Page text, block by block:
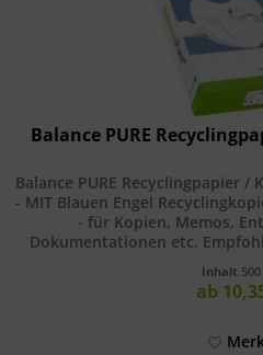
Balance PURE
Balance PURE Recyclingpapier /
- MIT Blauen Engel
- für Kopien, Memos,
Dokumentationen etc.
Inhalt
ab